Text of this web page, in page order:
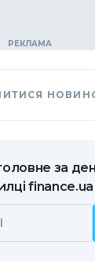
за
finance.ua